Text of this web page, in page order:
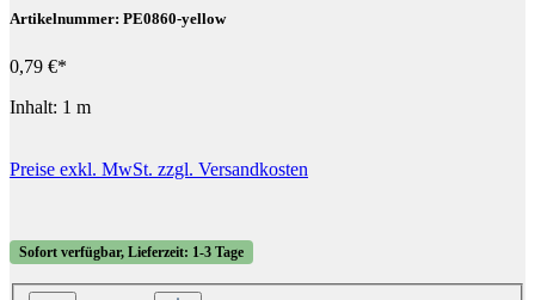
Artikelnummer: PE0860-yellow
0,79 €*
Inhalt: 1 m
Preise exkl. MwSt. zzgl. Versandkosten
Sofort verfügbar, Lieferzeit: 1-3 Tage